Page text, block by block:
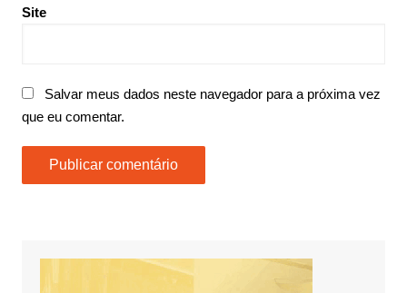
Site
Salvar meus dados neste navegador para a próxima vez
que eu comentar.